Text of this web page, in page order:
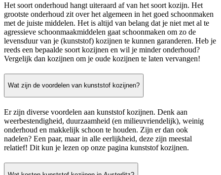
Het soort onderhoud hangt uiteraard af van het soort kozijn. Het
grootste onderhoud zit over het algemeen in het goed schoonmaken
met de juiste middelen. Het is altijd van belang dat je niet met al te
agressieve schoonmaakmiddelen gaat schoonmaken om zo de
levensduur van je (kunststof) kozijnen te kunnen garanderen. Heb je
reeds een bepaalde soort kozijnen en wil je minder onderhoud?
Vergelijk dan kozijnen om je oude kozijnen te laten vervangen!
Wat zijn de voordelen van kunststof kozijnen?
Er zijn diverse voordelen aan kunststof kozijnen. Denk aan
weerbestendigheid, duurzaamheid (en milieuvriendelijk), weinig
onderhoud en makkelijk schoon te houden. Zijn er dan ook
nadelen? Een paar, maar in alle eerlijkheid, deze zijn meestal
relatief! Dit kun je lezen op onze pagina kunststof kozijnen.